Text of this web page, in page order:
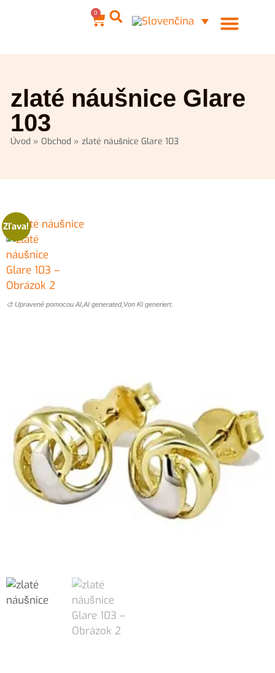
0
zlaté náušnice Glare
103
Úvod » Obchod » zlaté náušnice Glare 103
Zľava!
🎨 Upravené pomocou AI,AI generated,Von KI generiert.